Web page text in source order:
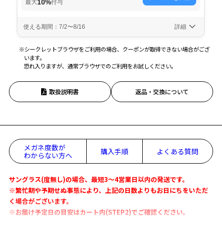
※シークレットブラウザをご利用の場合、クーポンが取得できない場合がござ
います。
恐れ入りますが、通常ブラウザでのご利用をお試しください。
取扱説明書 返品・交換について
メガネ度数が
わからない方へ
購入手順 よくある質問
サングラス(度無し)の場合、最短3～4営業日以内の発送です。
※繁忙期や予期せぬ事態により、上記の日数よりもお日にちをいただ
く場合がございます。
※お届け予定日の目安はカート内(STEP2)でご確認ください。